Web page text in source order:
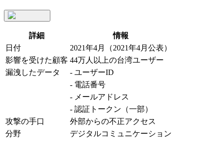
詳細
情報
日付
2021年4月（2021年4月公表）
影響を受けた顧客 44万人以上の台湾ユーザー
漏洩したデータ
- ユーザーID
- 電話番号
- メールアドレス
- 認証トークン（一部）
攻撃の手口
外部からの不正アクセス
分野
デジタルコミュニケーション